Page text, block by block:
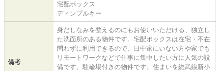
宅配ボックス
ディンプルキー
備考
身だしなみを整えるのにもお使いいただける、独立し
た洗面所のある物件です。宅配ボックスは在宅・不在
問わずに利用できるので、日中家にいない方や家でも
リモートワークなどで仕事に集中したい方に人気の設
備です。駐輪場付きの物件です。住まいを総武線新小